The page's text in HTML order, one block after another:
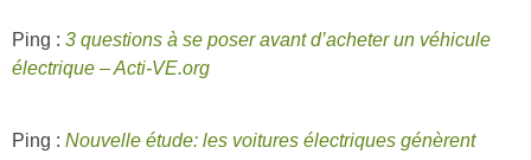
Ping : 3 questions à se poser avant d’acheter un véhicule
électrique – Acti-VE.org
Ping : Nouvelle étude: les voitures électriques génèrent